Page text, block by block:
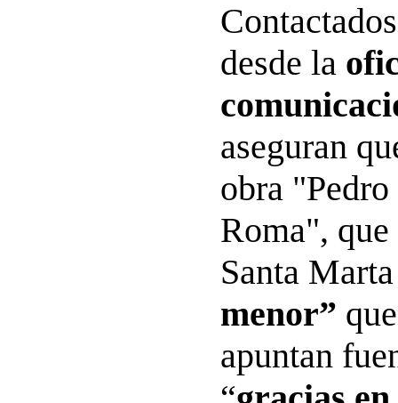
desde la
aseguran
obra
Roma", que
Santa
menor”
apuntan